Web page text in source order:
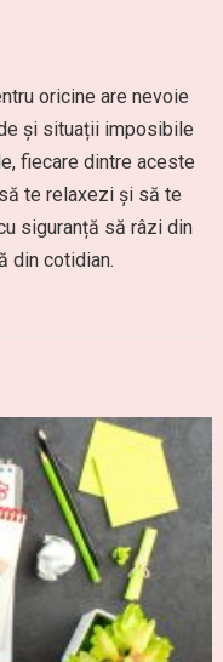
oricine are nevoie
și situații imposibile
fiecare dintre aceste
te relaxezi și să te
siguranță să râzi din
din cotidian.